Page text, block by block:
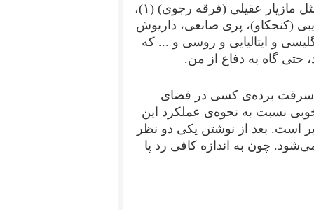
جانیان وزارت اطلاعات با عناوین و کارآکتر‌های مختلف مثل مازیار عقیلی (فرقه رجوی) (۱)،
(کنجکاو)، پری صانعی، داریوش
و ایتالیایی و روسی و ... که
حتی گاه به دفاع از من.
سرقت برده‌‌ی کسی در فضای
نسبت به نحوه‌ی عملکرد این
است. بعد از نوشتن یکی دو نظر
چون به اندازه کافی رد پا